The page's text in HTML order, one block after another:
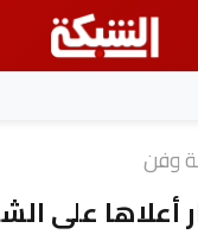
وفن
أعلاها على